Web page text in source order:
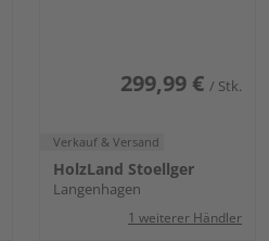
299,99 € / Stk.
Verkauf & Versand
HolzLand Stoellger
Langenhagen
1 weiterer Händler